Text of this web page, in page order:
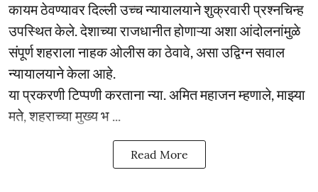
कायम ठेवण्यावर दिल्ली उच्च न्यायालयाने शुक्रवारी प्रश्नचिन्ह
उपस्थित केले. देशाच्या राजधानीत होणाऱ्या अशा आंदोलनांमुळे
संपूर्ण शहराला नाहक ओलीस का ठेवावे, असा उद्विग्न सवाल
न्यायालयाने केला आहे.
या प्रकरणी टिप्पणी करताना न्या. अमित महाजन म्हणाले, माझ्या
मते, शहराच्या मुख्य भ ...
Read More